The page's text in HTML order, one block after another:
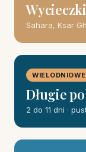
Sahara, Ksar
WIELODNIOWE
Długie
2 do 11 dni ·